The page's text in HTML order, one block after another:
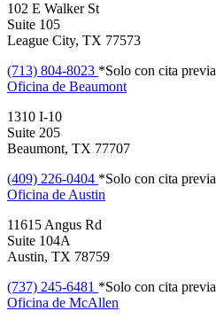
102 E Walker St
Suite 105
League City, TX 77573
(713) 804-8023 *Solo con cita previa
Oficina de Beaumont
1310 I-10
Suite 205
Beaumont, TX 77707
(409) 226-0404 *Solo con cita previa
Oficina de Austin
11615 Angus Rd
Suite 104A
Austin, TX 78759
(737) 245-6481 *Solo con cita previa
Oficina de McAllen